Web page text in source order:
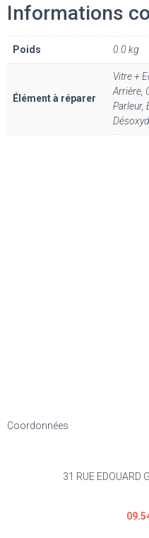
Informations
Poids 0.0 kg
Élément à réparer
Vitre +
Arrière,
Parleur,
Coordonnées
31 RUE EDOUARD